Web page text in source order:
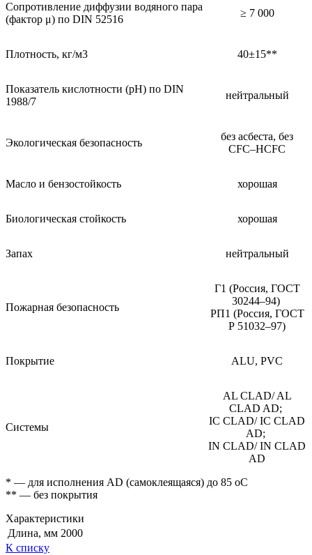
Сопротивление диффузии водяного пара
(фактор μ) по DIN 52516
≥ 7 000
Плотность, кг/м3 40±15**
Показатель кислотности (pH) по DIN
1988/7
нейтральный
Экологическая безопасность
без асбеста, без
CFC–HCFC
Масло и бензостойкость хорошая
Биологическая стойкость хорошая
Запах нейтральный
Пожарная безопасность
Г1 (Россия, ГОСТ
30244–94)
РП1 (Россия, ГОСТ
Р 51032–97)
Покрытие ALU, PVC
Системы
AL CLAD/ AL
CLAD AD;
IC CLAD/ IC CLAD
AD;
IN CLAD/ IN CLAD
AD
* — для исполнения AD (самоклеящаяся) до 85 оС
** — без покрытия
Характеристики
Длина, мм 2000
К списку